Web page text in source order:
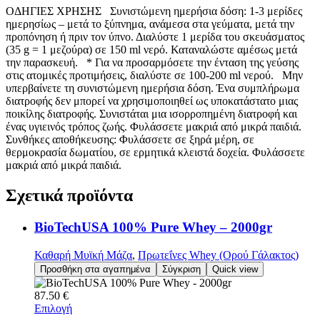
ΟΔΗΓΙΕΣ ΧΡΗΣΗΣ Συνιστώμενη ημερήσια δόση: 1-3 μερίδες
ημερησίως – μετά το ξύπνημα, ανάμεσα στα γεύματα, μετά την
προπόνηση ή πριν τον ύπνο. Διαλύστε 1 μερίδα του σκευάσματος
(35 g = 1 μεζούρα) σε 150 ml νερό. Καταναλώστε αμέσως μετά
την παρασκευή. * Για να προσαρμόσετε την ένταση της γεύσης
στις ατομικές προτιμήσεις, διαλύστε σε 100-200 ml νερού. Μην
υπερβαίνετε τη συνιστώμενη ημερήσια δόση. Ένα συμπλήρωμα
διατροφής δεν μπορεί να χρησιμοποιηθεί ως υποκατάστατο μιας
ποικίλης διατροφής. Συνιστάται μια ισορροπημένη διατροφή και
ένας υγιεινός τρόπος ζωής. Φυλάσσετε μακριά από μικρά παιδιά.
Συνθήκες αποθήκευσης: Φυλάσσετε σε ξηρά μέρη, σε
θερμοκρασία δωματίου, σε ερμητικά κλειστά δοχεία. Φυλάσσετε
μακριά από μικρά παιδιά.
Σχετικά προϊόντα
BioTechUSA 100% Pure Whey – 2000gr
Καθαρή Μυϊκή Μάζα, Πρωτεΐνες Whey (Ορού Γάλακτος)
Προσθήκη στα αγαπημένα Σύγκριση Quick view
87.50 €
Επιλογή